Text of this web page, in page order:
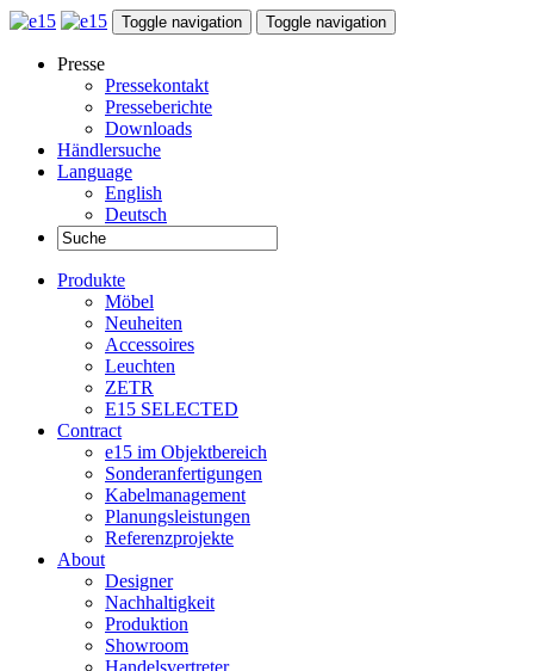
Toggle navigation Toggle navigation
Presse
Pressekontakt
Presseberichte
Downloads
Händlersuche
Language
English
Deutsch
Produkte
Möbel
Neuheiten
Accessoires
Leuchten
ZETR
E15 SELECTED
Contract
e15 im Objektbereich
Sonderanfertigungen
Kabelmanagement
Planungsleistungen
Referenzprojekte
About
Designer
Nachhaltigkeit
Produktion
Showroom
Handelsvertreter